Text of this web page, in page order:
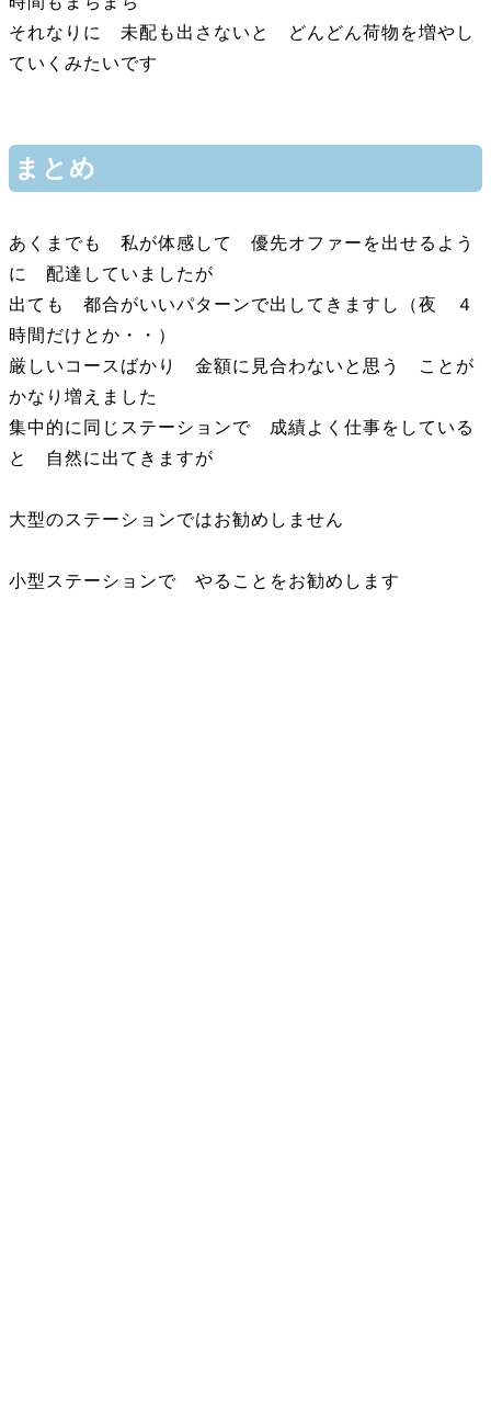
それなりに 未配も出さないと どんどん荷物を増やし
ていくみたいです
まとめ
あくまでも 私が体感して 優先オファーを出せるよう
に 配達していましたが
出ても 都合がいいパターンで出してきますし（夜 ４
時間だけとか・・）
厳しいコースばかり 金額に見合わないと思う ことが
かなり増えました
集中的に同じステーションで 成績よく仕事をしている
と 自然に出てきますが
大型のステーションではお勧めしません
小型ステーションで やることをお勧めします